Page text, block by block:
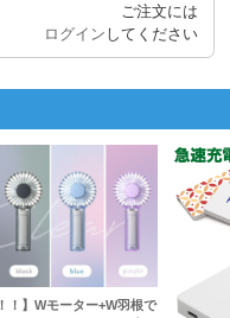
ご注文には
ログイン してください
！】Wモーター+W羽根で